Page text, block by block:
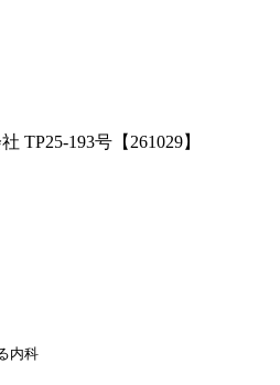
TP25-193号【261029】
内科